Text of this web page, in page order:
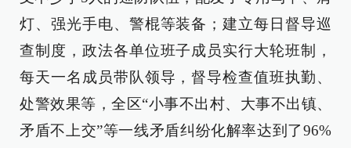
灯、强光手电、警棍等装备；建立每日督导巡
查制度，政法各单位班子成员实行大轮班制，
每天一名成员带队领导，督导检查值班执勤、
处警效果等，全区“小事不出村、大事不出镇、
矛盾不上交”等一线矛盾纠纷化解率达到了96%